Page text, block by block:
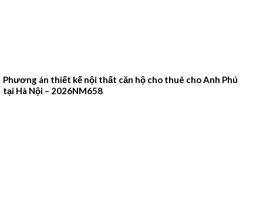
Phương án thiết kế nội thất căn hộ cho thuê cho Anh Phú
tại Hà Nội – 2026NM658